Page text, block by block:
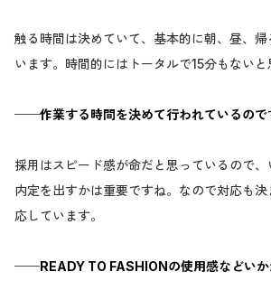
触る時間は決めていて、基本的に朝、昼、
います。時間的にはトータルで15分もないと
──作業する時間を決めて行われているので
採用はスピード感が命だと思っているので
内定を出すかは重要ですね。なので対応も
応しています。
──READY TO FASHIONの使用感などいか